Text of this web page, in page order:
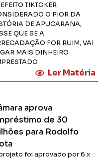
TIKTOKER
O PIOR DA
DE APUCARANA,
QUE SE A
FOR RUIM, VAI
MAIS DINHEIRO
Ler Matéria
aprova
de 30
para Rodolfo
foi aprovado por 6 x